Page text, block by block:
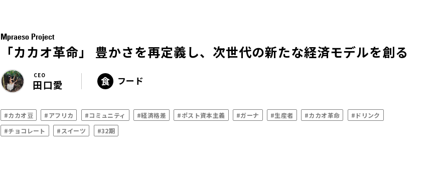
Mpraeso Project
「カカオ革命」 豊かさを再定義し、次世代の新たな経済モデルを創る
CEO
田口愛 フード
#カカオ豆 #アフリカ #コミュニティ #経済格差 #ポスト資本主義 #ガーナ #生産者 #カカオ革命
#ドリンク
#チョコレート
#スイーツ #32期